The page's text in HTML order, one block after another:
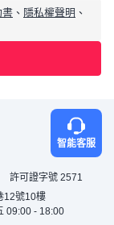
書 、 隱私權聲明 、
智能客服
許可證字號 2571
12號10樓
09:00 - 18:00